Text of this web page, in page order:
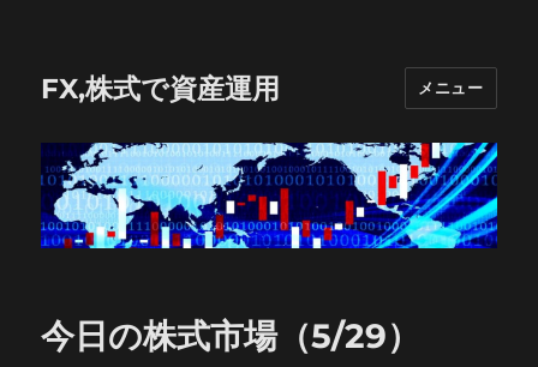
FX,株式で資産運用 メニュー
今日の株式市場（5/29）